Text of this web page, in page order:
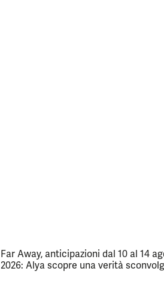
Far Away, anticipazioni dal 10 al 14
2026: Alya scopre una verità